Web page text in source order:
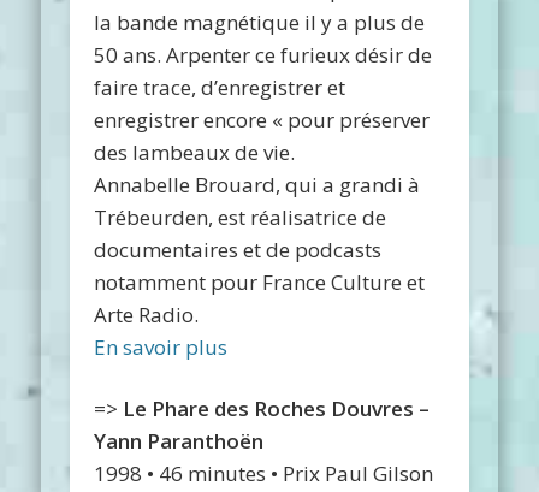
la bande magnétique il y a plus de
50 ans. Arpenter ce furieux désir de
faire trace, d’enregistrer et
enregistrer encore « pour préserver
des lambeaux de vie.
Annabelle Brouard, qui a grandi à
Trébeurden, est réalisatrice de
documentaires et de podcasts
notamment pour France Culture et
Arte Radio.
En savoir plus
=> Le Phare des Roches Douvres –
Yann Paranthoën
1998 • 46 minutes • Prix Paul Gilson